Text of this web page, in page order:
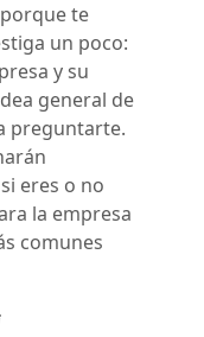
te
un poco:
y su
general de
preguntarte.
eres o no
la empresa
comunes